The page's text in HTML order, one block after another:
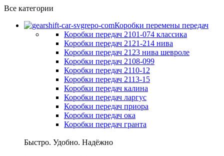
Все категории
Коробки перемены передач
Коробки передач 2101-074 классика
Коробки передач 2121-214 нива
Коробки передач 2123 нива шевроле
Коробки передач 2108-099
Коробки передач 2110-12
Коробки передач 2113-15
Коробки передач калина
Коробки передач ларгус
Коробки передач приора
Коробки передач ока
Коробки передач гранта
Быстро. Удобно. Надёжно